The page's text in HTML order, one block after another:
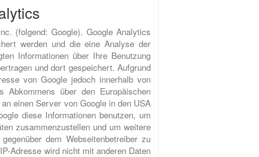
(folgend: Google). Google Analytics
werden und die eine Analyse der
Informationen über Ihre Benutzung
und dort gespeichert. Aufgrund
von Google jedoch innerhalb von
Abkommens über den Europäischen
einen Server von Google in den USA
diese Informationen benutzen, um
zusammenzustellen und um weitere
dem Webseitenbetreiber zu
Adresse wird nicht mit anderen Daten